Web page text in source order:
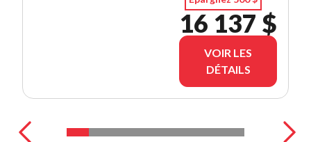
16 137 $
VOIR LES
DÉTAILS